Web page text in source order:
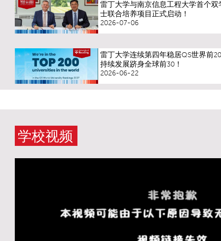
雷丁大学与南京信息工程大学首个双
士联合培养项目正式启动！
2026-07-06
雷丁大学连续第四年稳居QS世界前
持续发展跻身全球前30！
2026-06-22
学校视频